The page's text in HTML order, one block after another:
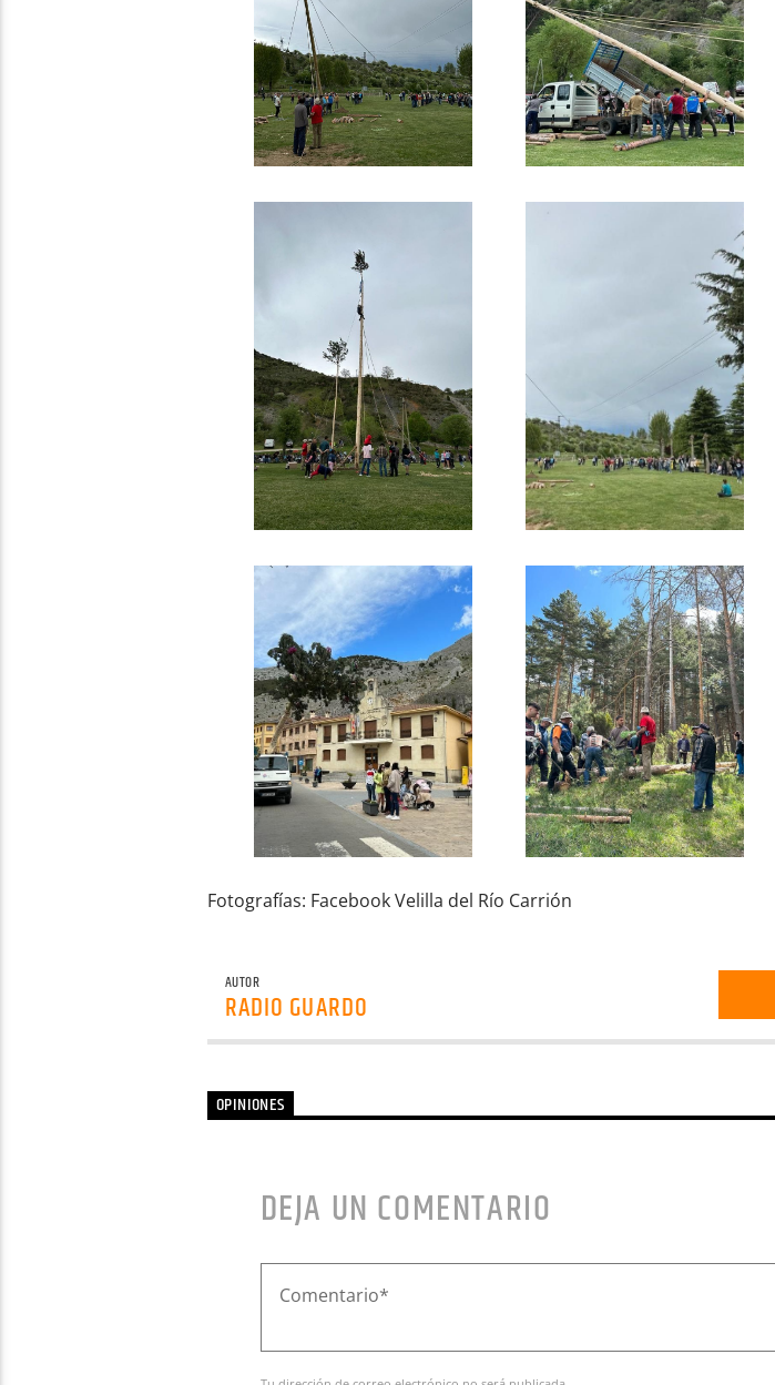
Fotografías: Facebook Velilla del Río Carrión
AUTOR
RADIO GUARDO
OPINIONES
DEJA UN COMENTARIO